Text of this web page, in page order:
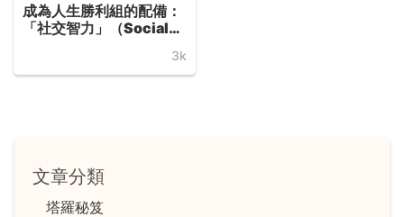
成為人生勝利組的配備：
「社交智力」（Social
3k
文章分類
塔羅秘笈